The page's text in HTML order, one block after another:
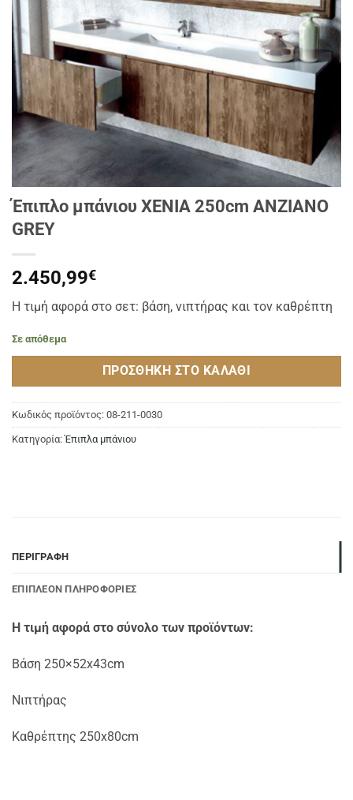
Έπιπλο μπάνιου XENIA 250cm ANZIANO
GREY
2.450,99€
Η τιμή αφορά στο σετ: βάση, νιπτήρας και τον καθρέπτη
Σε απόθεμα
ΠΡΟΣΘΉΚΗ ΣΤΟ ΚΑΛΆΘΙ
Κωδικός προϊόντος: 08-211-0030
Κατηγορία:Έπιπλα μπάνιου
ΠΕΡΙΓΡΑΦΉ
ΕΠΙΠΛΈΟΝ ΠΛΗΡΟΦΟΡΊΕΣ
Η τιμή αφορά στο σύνολο των προϊόντων:
Βάση 250×52x43cm
Νιπτήρας
Καθρέπτης 250x80cm